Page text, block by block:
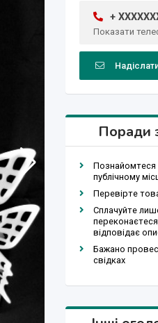
+
Показати
Поради
публічному
Перевірте
Сплачуйте
відповідає
Бажано
свідках